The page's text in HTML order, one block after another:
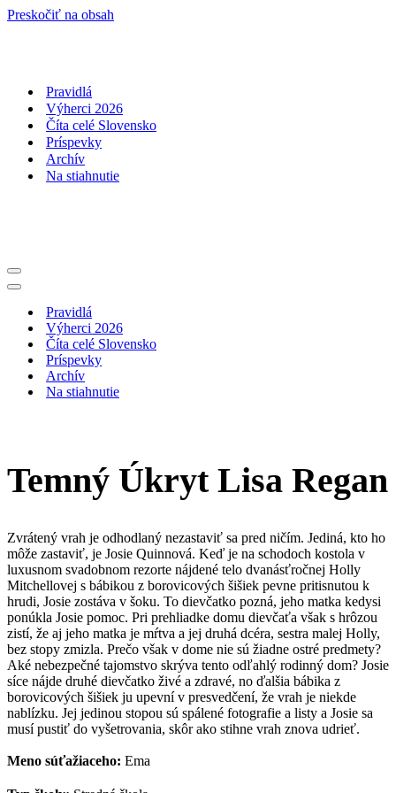
Preskočiť na obsah
Pravidlá
Výherci 2026
Číta celé Slovensko
Príspevky
Archív
Na stiahnutie
Menu
navigácie
Menu
navigáciePravidlá
Výherci 2026
Číta celé Slovensko
Príspevky
Archív
Na stiahnutie
Temný Úkryt Lisa Regan
Zvrátený vrah je odhodlaný nezastaviť sa pred ničím. Jediná, kto ho
môže zastaviť, je Josie Quinnová. Keď je na schodoch kostola v
luxusnom svadobnom rezorte nájdené telo dvanásťročnej Holly
Mitchellovej s bábikou z borovicových šišiek pevne pritisnutou k
hrudi, Josie zostáva v šoku. To dievčatko pozná, jeho matka kedysi
ponúkla Josie pomoc. Pri prehliadke domu dievčaťa však s hrôzou
zistí, že aj jeho matka je mŕtva a jej druhá dcéra, sestra malej Holly,
bez stopy zmizla. Prečo však v dome nie sú žiadne ostré predmety?
Aké nebezpečné tajomstvo skrýva tento odľahlý rodinný dom? Josie
síce nájde druhé dievčatko živé a zdravé, no ďalšia bábika z
borovicových šišiek ju upevní v presvedčení, že vrah je niekde
nablízku. Jej jedinou stopou sú spálené fotografie a listy a Josie sa
musí pustiť do vyšetrovania, skôr ako stihne vrah znova udrieť.
Meno súťažiaceho: Ema